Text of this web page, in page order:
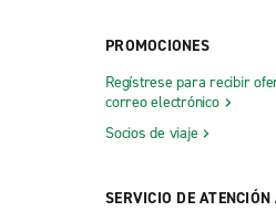
PROMOCIONES
Regístrese para recibir
correo electrónico
Socios de viaje
SERVICIO DE